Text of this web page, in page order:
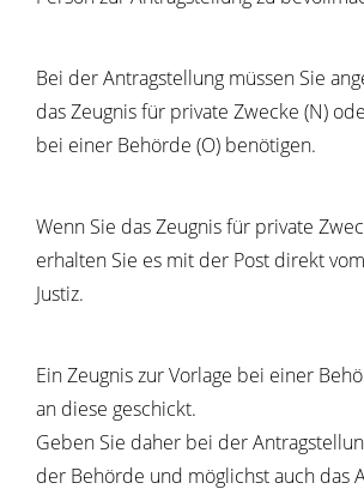
Bei der Antragstellung müssen Sie
das Zeugnis für private Zwecke (N)
bei einer Behörde (O) benötigen.
Wenn Sie das Zeugnis für private
erhalten Sie es mit der Post direkt
Justiz.
Ein Zeugnis zur Vorlage bei einer
an diese geschickt.
Geben Sie daher bei der
der Behörde und möglichst auch das